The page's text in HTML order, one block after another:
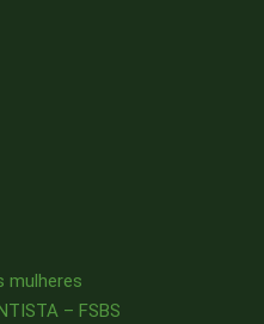
mulheres
– FSBS